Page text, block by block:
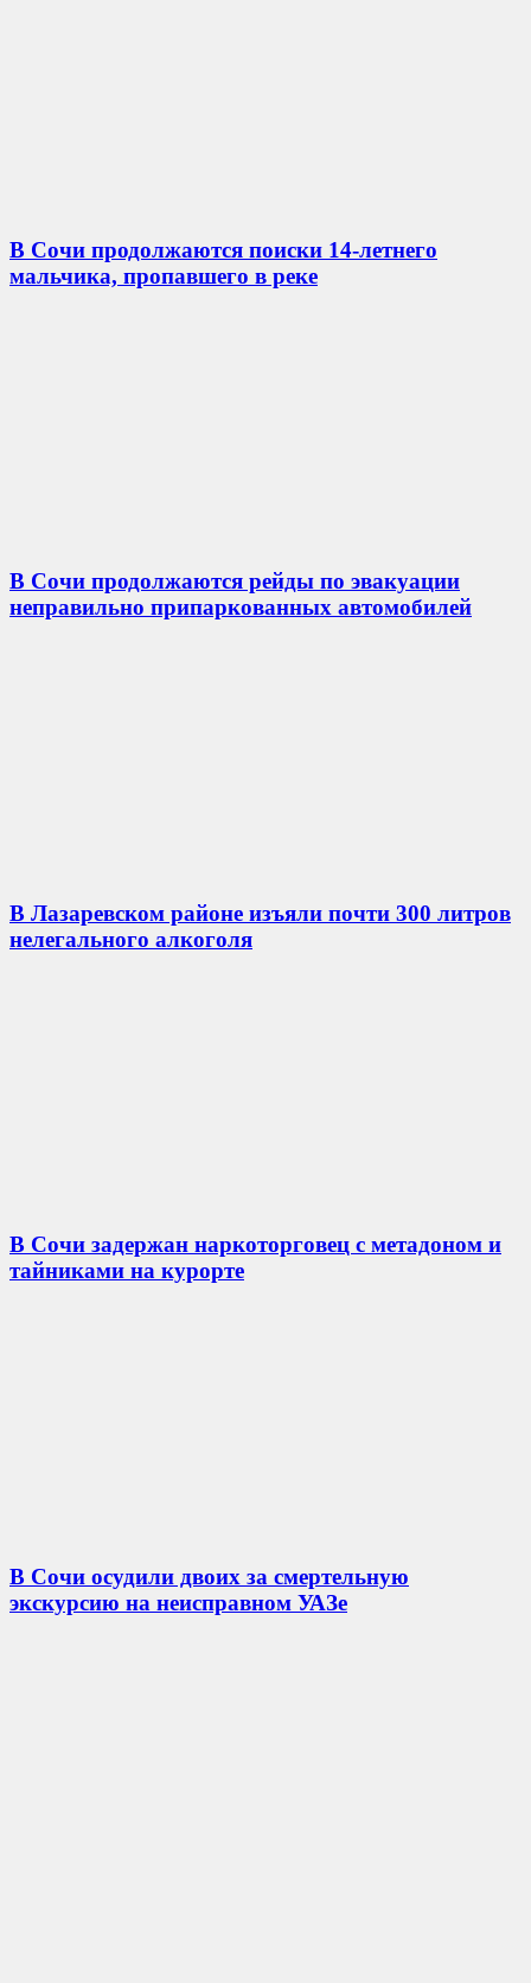
В Сочи продолжаются поиски 14-летнего
мальчика, пропавшего в реке
В Сочи продолжаются рейды по эвакуации
неправильно припаркованных автомобилей
В Лазаревском районе изъяли почти 300 литров
нелегального алкоголя
В Сочи задержан наркоторговец с метадоном и
тайниками на курорте
В Сочи осудили двоих за смертельную
экскурсию на неисправном УАЗе